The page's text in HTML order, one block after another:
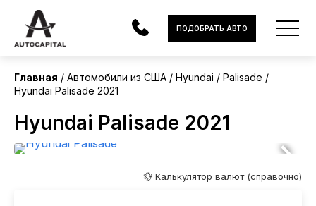
АВТОМОБИЛИ
ЭЛЕКТРОМОБИЛИ
ПОДОБРАТЬ АВТО
Главная Автомобили из США Hyundai
Palisade
Hyundai Palisade 2021
Hyundai Palisade 2021
💱 Калькулятор валют (справочно)